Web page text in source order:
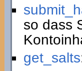
so dass
get_salts